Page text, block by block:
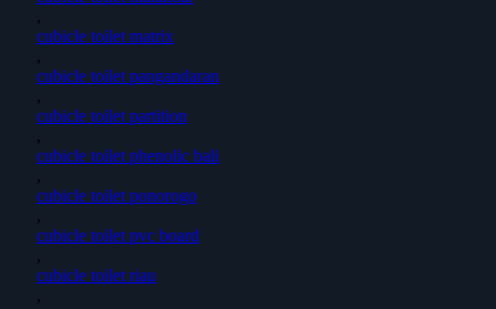
,
cubicle toilet matrix
,
cubicle toilet pangandaran
,
cubicle toilet partition
,
cubicle toilet phenolic bali
,
cubicle toilet ponorogo
,
cubicle toilet pvc board
,
cubicle toilet riau
,